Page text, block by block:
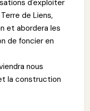
d'exploiter
de Liens,
et abordera les
de foncier en
nous
la construction